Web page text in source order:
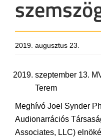
2019. augusztus 23.
szeptember 13.
Terem
Meghívó Joel Synder
Audionarrációs
Associates, LLC)